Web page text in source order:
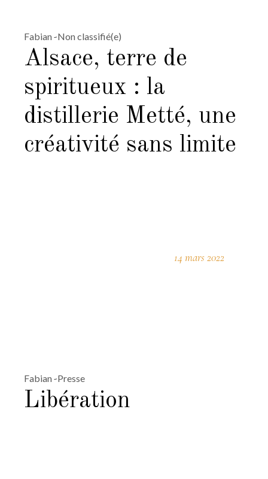
Fabian Non classifié(e)
Alsace, terre de
spiritueux : la
distillerie Metté, une
créativité sans limite
14 mars 2022
Fabian Presse
Libération